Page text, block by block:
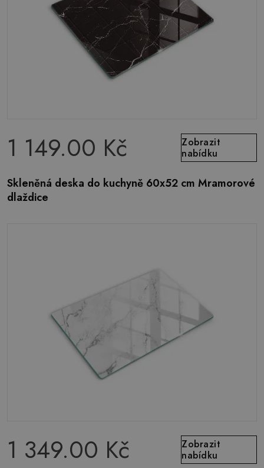
1 149.00 Kč
Zobrazit
nabídku
Skleněná deska do kuchyně 60x52 cm Mramorové
dlaždice
1 349.00 Kč
Zobrazit
nabídku